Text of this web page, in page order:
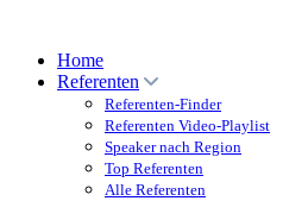
Home
Referenten
Referenten-Finder
Referenten Video-Playlist
Speaker nach Region
Top Referenten
Alle Referenten